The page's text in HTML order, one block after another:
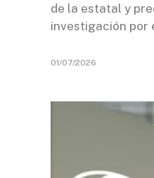
de la estatal y
investigación por
01/07/2026